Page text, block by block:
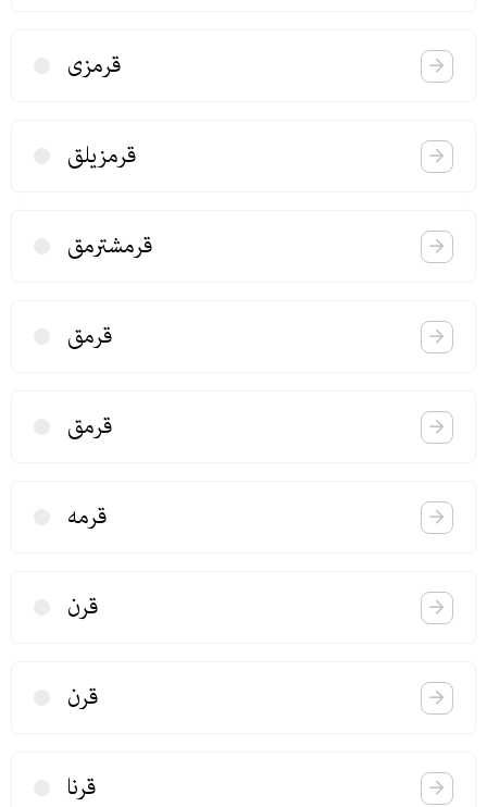
قرمزی
قرمزیلق
قرمشترمق
قرمق
قرمق
قرمه
قرن
قرن
قرنا